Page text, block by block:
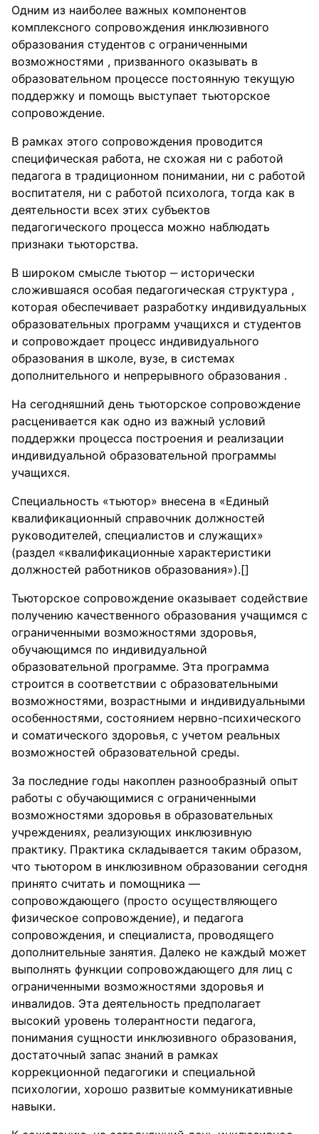
Одним из наиболее важных компонентов
комплексного сопровождения инклюзивного
образования студентов с ограниченными
возможностями , призванного оказывать в
образовательном процессе постоянную текущую
поддержку и помощь выступает тьюторское
сопровождение.
В рамках этого сопровождения проводится
специфическая работа, не схожая ни с работой
педагога в традиционном понимании, ни с работой
воспитателя, ни с работой психолога, тогда как в
деятельности всех этих субъектов
педагогического процесса можно наблюдать
признаки тьюторства.
В широком смысле тьютор ‒ исторически
сложившаяся особая педагогическая структура ,
которая обеспечивает разработку индивидуальных
образовательных программ учащихся и студентов
и сопровождает процесс индивидуального
образования в школе, вузе, в системах
дополнительного и непрерывного образования .
На сегодняшний день тьюторское сопровождение
расценивается как одно из важный условий
поддержки процесса построения и реализации
индивидуальной образовательной программы
учащихся.
Специальность «тьютор» внесена в «Единый
квалификационный справочник должностей
руководителей, специалистов и служащих»
(раздел «квалификационные характеристики
должностей работников образования»).[]
Тьюторское сопровождение оказывает содействие
получению качественного образования учащимся с
ограниченными возможностями здоровья,
обучающимся по индивидуальной
образовательной программе. Эта программа
строится в соответствии с образовательными
возможностями, возрастными и индивидуальными
особенностями, состоянием нервно-психического
и соматического здоровья, с учетом реальных
возможностей образовательной среды.
За последние годы накоплен разнообразный опыт
работы с обучающимися с ограниченными
возможностями здоровья в образовательных
учреждениях, реализующих инклюзивную
практику. Практика складывается таким образом,
что тьютором в инклюзивном образовании сегодня
принято считать и помощника —
сопровождающего (просто осуществляющего
физическое сопровождение), и педагога
сопровождения, и специалиста, проводящего
дополнительные занятия. Далеко не каждый может
выполнять функции сопровождающего для лиц с
ограниченными возможностями здоровья и
инвалидов. Эта деятельность предполагает
высокий уровень толерантности педагога,
понимания сущности инклюзивного образования,
достаточный запас знаний в рамках
коррекционной педагогики и специальной
психологии, хорошо развитые коммуникативные
навыки.